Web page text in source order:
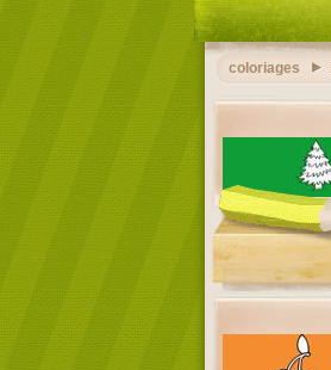
coloriages